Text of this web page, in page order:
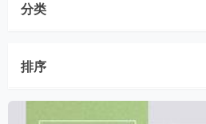
分类
排序